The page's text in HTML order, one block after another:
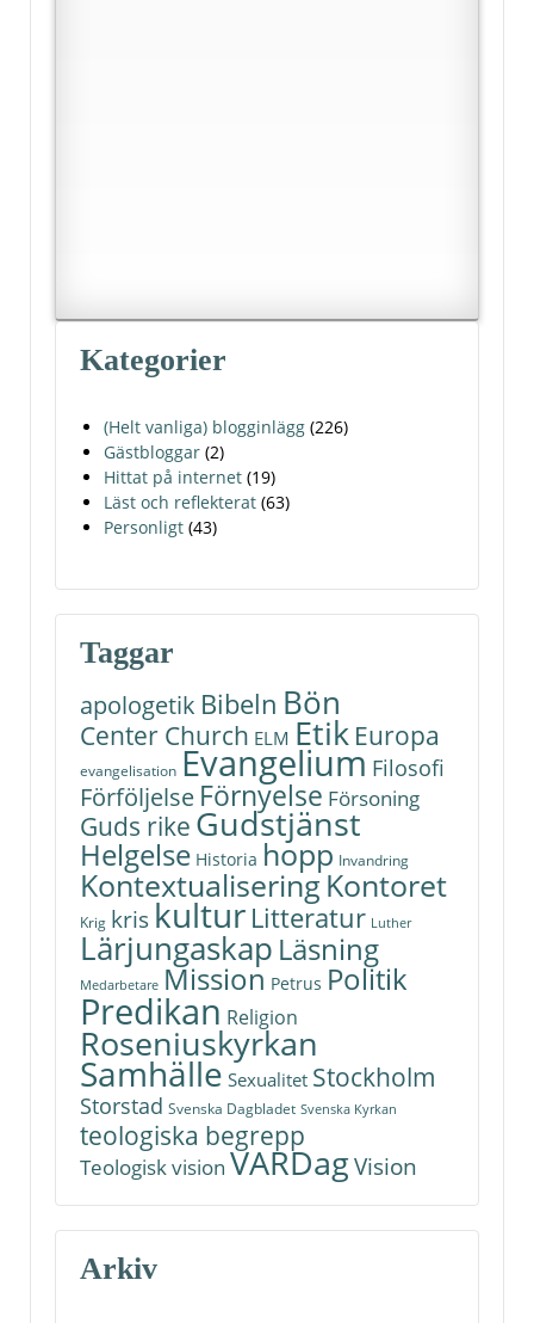
Kategorier
(Helt vanliga) blogginlägg (226)
Gästbloggar (2)
Hittat på internet (19)
Läst och reflekterat (63)
Personligt (43)
Taggar
apologetik Bibeln Bön
Center Church ELM Etik Europa
evangelisation Evangelium Filosofi
Förföljelse Förnyelse Försoning
Guds rike Gudstjänst
Helgelse Historia hopp Invandring
KontextualiseringKontoret
Krig kris kultur Litteratur Luther
Lärjungaskap Läsning
Medarbetare Mission Petrus Politik
Predikan Religion
Roseniuskyrkan
Samhälle Sexualitet Stockholm
Storstad Svenska Dagbladet Svenska Kyrkan
teologiska begrepp
Teologisk vision VARDagVision
Arkiv